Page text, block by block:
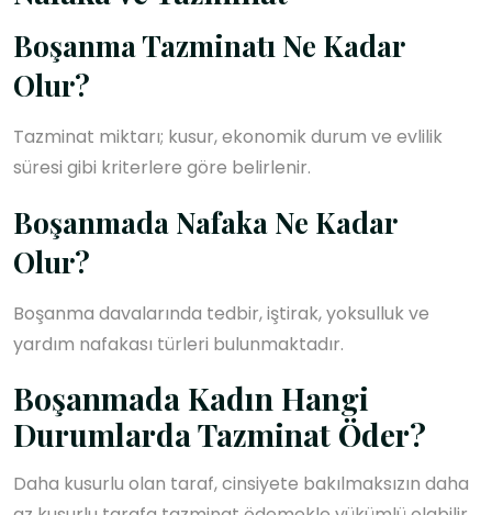
Boşanma Tazminatı Ne Kadar
Olur?
Tazminat miktarı; kusur, ekonomik durum ve evlilik
süresi gibi kriterlere göre belirlenir.
Boşanmada Nafaka Ne Kadar
Olur?
Boşanma davalarında tedbir, iştirak, yoksulluk ve
yardım nafakası türleri bulunmaktadır.
Boşanmada Kadın Hangi
Durumlarda Tazminat Öder?
Daha kusurlu olan taraf, cinsiyete bakılmaksızın daha